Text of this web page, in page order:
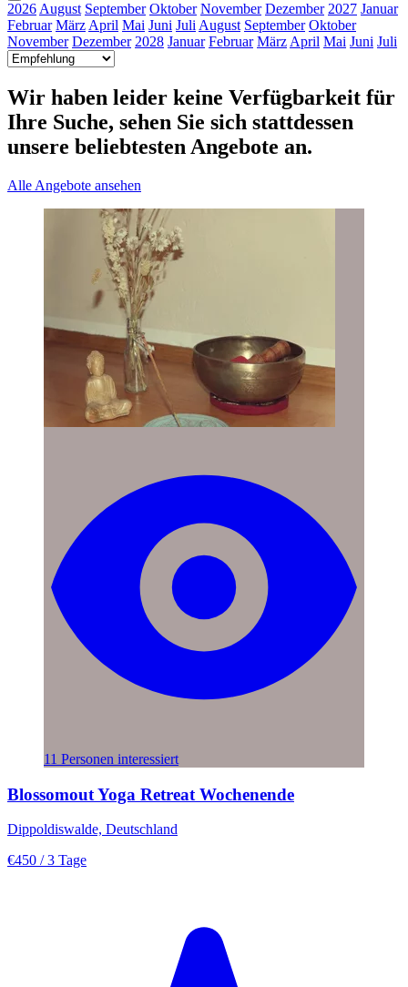
2026 August September Oktober November Dezember 2027 Januar
Februar März April Mai Juni Juli August September Oktober
November Dezember 2028 Januar Februar März April Mai Juni Juli
Wir haben leider keine Verfügbarkeit für
Ihre Suche, sehen Sie sich stattdessen
unsere beliebtesten Angebote an.
Alle Angebote ansehen
11 Personen interessiert
Blossomout Yoga Retreat Wochenende
Dippoldiswalde, Deutschland
€450 / 3 Tage